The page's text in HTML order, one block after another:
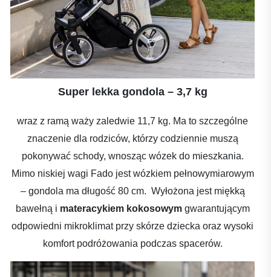
Super lekka gondola – 3,7 kg
wraz z ramą waży zaledwie 11,7 kg. Ma to szczególne
znaczenie dla rodziców, którzy codziennie muszą
pokonywać schody, wnosząc wózek do mieszkania.
Mimo niskiej wagi Fado jest wózkiem pełnowymiarowym
– gondola ma długość 80 cm. Wyłożona jest miękką
bawełną i materacykiem kokosowymgwarantującym
odpowiedni mikroklimat przy skórze dziecka oraz wysoki
komfort podróżowania podczas spacerów.